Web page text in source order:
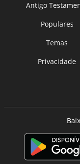
Antigo
Populares
Temas
Privacidade